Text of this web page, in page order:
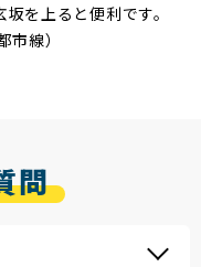
を上ると便利です。
線）
問